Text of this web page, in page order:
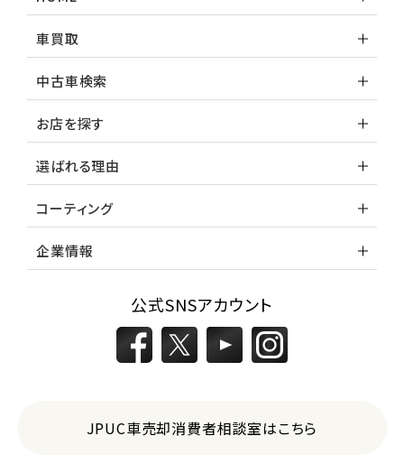
車買取
中古車検索
お店を探す
選ばれる理由
コーティング
企業情報
公式SNSアカウント
JPUC車売却消費者相談室はこちら